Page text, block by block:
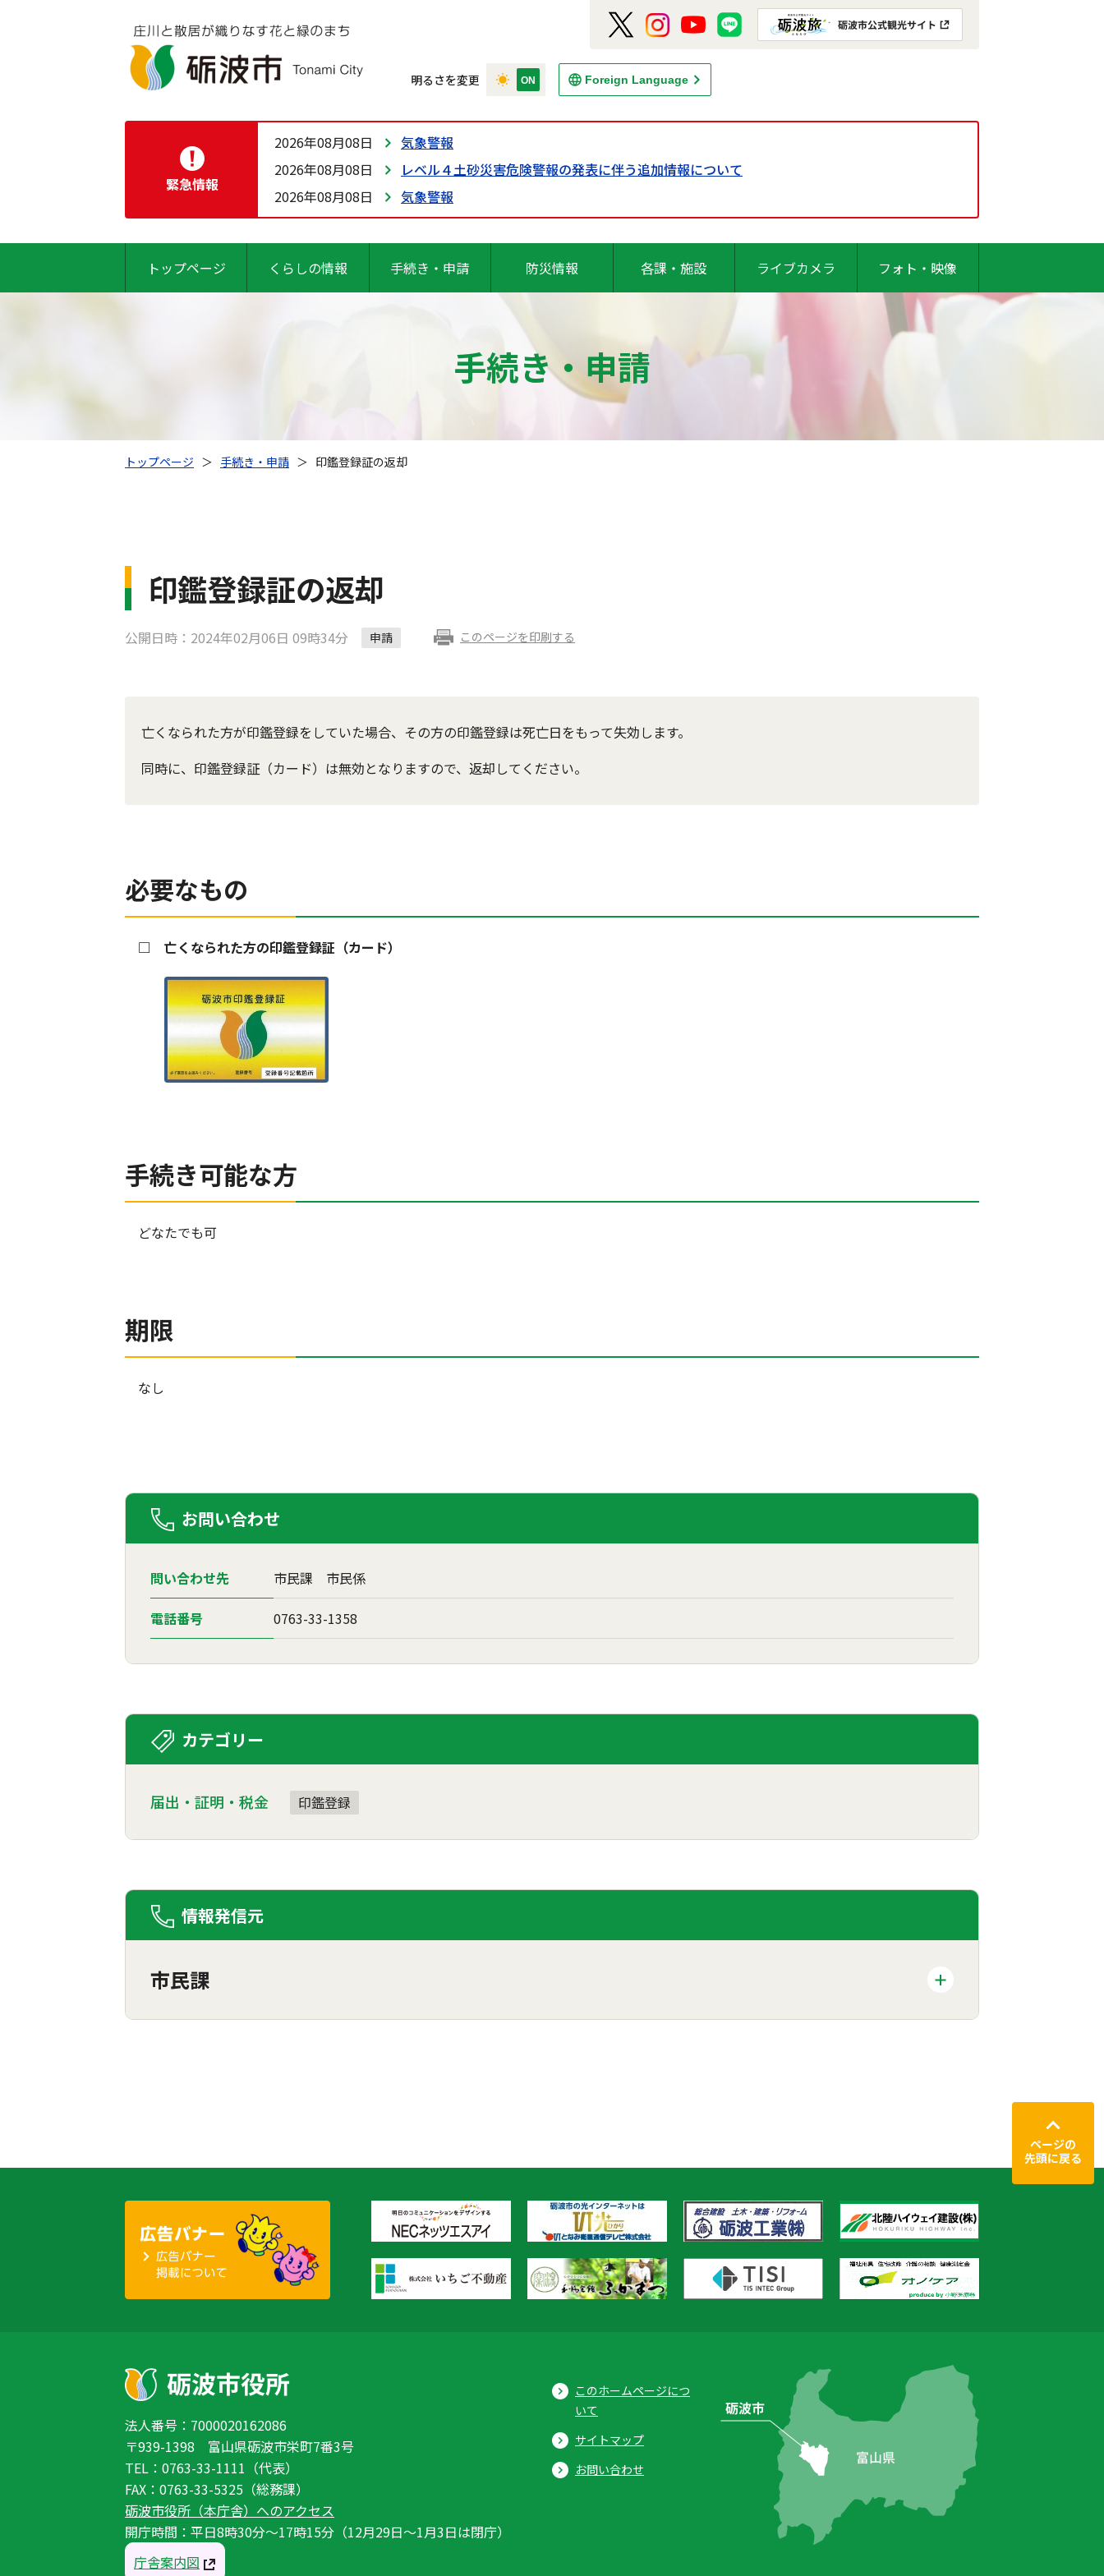
明るさを変更 Foreign Language
緊急情報
2026年08月08日
気象警報
2026年08月08日
レベル４土砂災害危険警報の発表に伴う追加情報について
2026年08月08日
気象警報
トップページ くらしの情報 手続き・申請 防災情報 各課・施設 ライブカメラ フォト・映像
手続き・申請
トップページ ＞ 手続き・申請 ＞ 印鑑登録証の返却
印鑑登録証の返却
公開日時：2024年02月06日 09時34分 申請 このページを印刷する
亡くなられた方が印鑑登録をしていた場合、その方の印鑑登録は死亡日をもって失効します。
同時に、印鑑登録証（カード）は無効となりますので、返却してください。
必要なもの
□ 亡くなられた方の印鑑登録証（カード）
手続き可能な方
どなたでも可
期限
なし
お問い合わせ
問い合わせ先 市民課 市民係
電話番号 0763-33-1358
カテゴリー
届出・証明・税金 印鑑登録
情報発信元
市民課
ページの
先頭に戻る
法人番号：7000020162086
〒939-1398 富山県砺波市栄町7番3号
TEL：0763-33-1111（代表）
FAX：0763-33-5325（総務課）
砺波市役所（本庁舎）へのアクセス
開庁時間：平日8時30分〜17時15分（12月29日〜1月3日は閉庁）
庁舎案内図
このホームページにつ
いて
サイトマップ
お問い合わせ